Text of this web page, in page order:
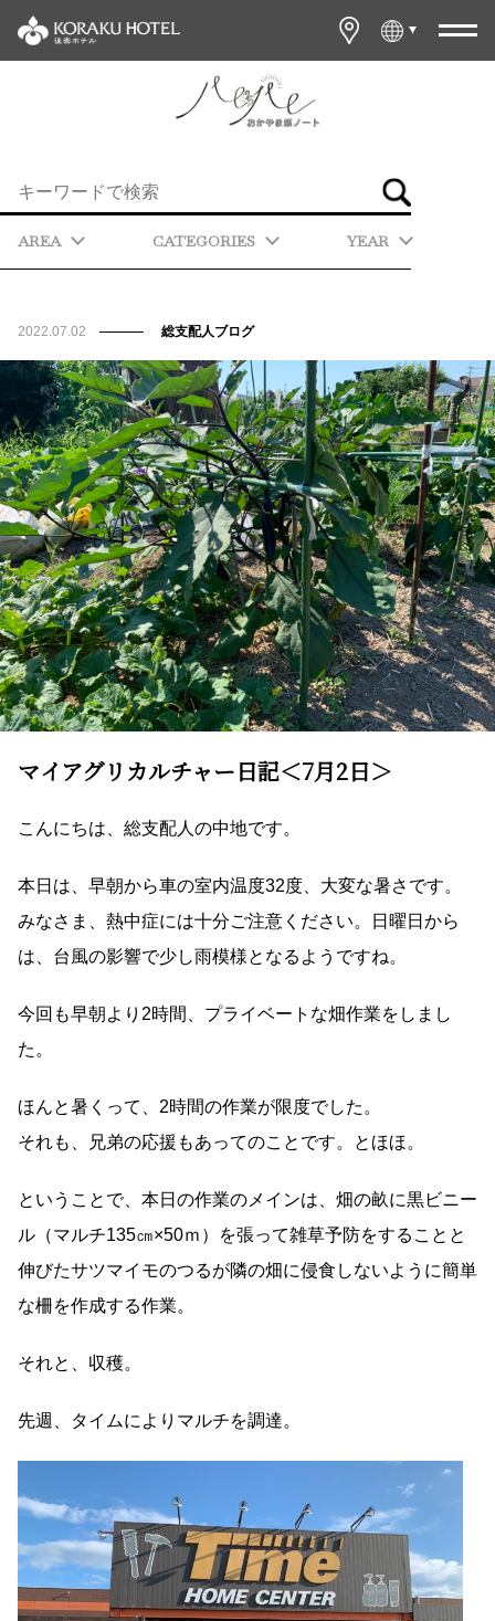
AREA CATEGORIES YEAR
2022.07.02 総支配人ブログ
マイアグリカルチャー日記＜7月2日＞
こんにちは、総支配人の中地です。
本日は、早朝から車の室内温度32度、大変な暑さです。
みなさま、熱中症には十分ご注意ください。日曜日から
は、台風の影響で少し雨模様となるようですね。
今回も早朝より2時間、プライベートな畑作業をしまし
た。
ほんと暑くって、2時間の作業が限度でした。
それも、兄弟の応援もあってのことです。とほほ。
ということで、本日の作業のメインは、畑の畝に黒ビニー
ル（マルチ135㎝×50ｍ）を張って雑草予防をすることと
伸びたサツマイモのつるが隣の畑に侵食しないように簡単
な柵を作成する作業。
それと、収穫。
先週、タイムによりマルチを調達。